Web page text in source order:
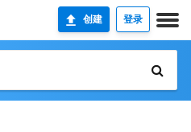
创建 登录